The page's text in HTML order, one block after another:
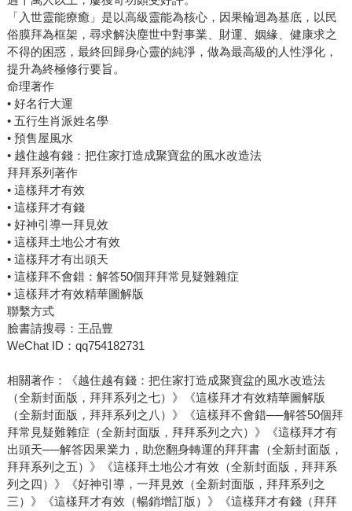
「入世靈能療癒」是以高級靈能為核心，因果輪迴為基底，以民
俗膜拜為框架，尋求解決塵世中對事業、財運、姻緣、健康求之
不得的困惑，最終回歸身心靈的純淨，做為最高級的人性淨化，
提升為終極修行要旨。
命理著作
• 好名行大運
• 五行生肖派姓名學
• 預售屋風水
• 越住越有錢：把住家打造成聚寶盆的風水改造法
拜拜系列著作
• 這樣拜才有效
• 這樣拜才有錢
• 好神引導一拜見效
• 這樣拜土地公才有效
• 這樣拜才有出頭天
• 這樣拜不會錯：解答50個拜拜常見疑難雜症
• 這樣拜才有效精華圖解版
聯繫方式
臉書請搜尋：王品豊
WeChat ID：qq754182731
相關著作：《越住越有錢：把住家打造成聚寶盆的風水改造法
（全新封面版，拜拜系列之七）》《這樣拜才有效精華圖解版
（全新封面版，拜拜系列之八）》《這樣拜不會錯──解答50個拜
拜常見疑難雜症（全新封面版，拜拜系列之六）》《這樣拜才有
出頭天──解答因果業力，助您翻身轉運的拜拜書（全新封面版，
拜拜系列之五）》《這樣拜土地公才有效（全新封面版，拜拜系
列之四）》《好神引導，一拜見效（全新封面版，拜拜系列之
三）》《這樣拜才有效（暢銷增訂版）》《這樣拜才有錢（拜拜